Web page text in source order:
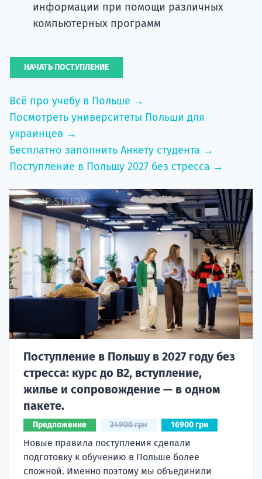
информации при помощи различных
компьютерных программ
НАЧАТЬ ПОСТУПЛЕНИЕ
Всё про учебу в Польше →
Посмотреть университеты Польши для
украинцев →
Бесплатно заполнить Анкету студента →
Поступление в Польшу 2027 без стресса →
Поступление в Польшу в 2027 году без
стресса: курс до B2, вступление,
жилье и сопровождение — в одном
пакете.
Предложение 34900 грн 16900 грн
Новые правила поступления сделали
подготовку к обучению в Польше более
сложной. Именно поэтому мы объединили